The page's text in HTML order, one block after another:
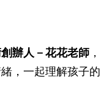
辦人－花花老師 ，
，一起理解孩子的